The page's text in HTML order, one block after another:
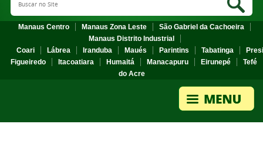
Manaus Centro Manaus Zona Leste
São Gabriel da Cachoeira
Manaus Distrito Industrial
Coari
Lábrea Iranduba Maués Parintins Tabatinga
Figueiredo
Itacoatiara Humaitá Manacapuru Eirunepé
Tefé
do Acre